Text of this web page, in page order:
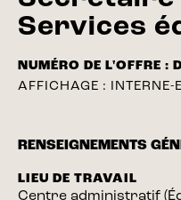
Services
NUMÉRO DE L'OFFRE :
AFFICHAGE : INTERNE-
RENSEIGNEMENTS
LIEU DE TRAVAIL
Centre administratif